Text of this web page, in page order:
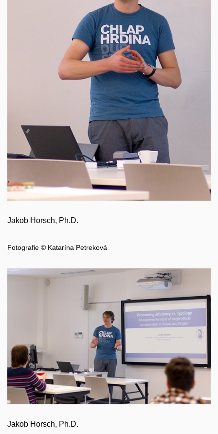
Jakob Horsch, Ph.D.
Fotografie © Katarína Petreková
Jakob Horsch, Ph.D.